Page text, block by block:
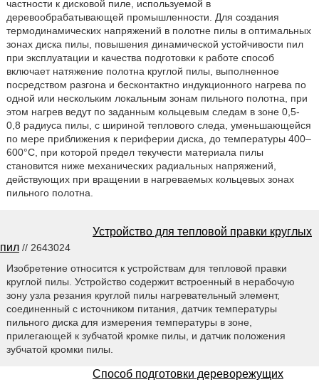
частности к дисковой пиле, используемой в
деревообрабатывающей промышленности. Для создания
термодинамических напряжений в полотне пилы в оптимальных
зонах диска пилы, повышения динамической устойчивости пил
при эксплуатации и качества подготовки к работе способ
включает натяжение полотна круглой пилы, выполненное
посредством разгона и бесконтактно индукционного нагрева по
одной или нескольким локальным зонам пильного полотна, при
этом нагрев ведут по заданным кольцевым следам в зоне 0,5-
0,8 радиуса пилы, с шириной теплового следа, уменьшающейся
по мере приближения к периферии диска, до температуры 400–
600°С, при которой предел текучести материала пилы
становится ниже механических радиальных напряжений,
действующих при вращении в нагреваемых кольцевых зонах
пильного полотна.
Устройство для тепловой правки круглых
пил // 2643024
Изобретение относится к устройствам для тепловой правки
круглой пилы. Устройство содержит встроенный в нерабочую
зону узла резания круглой пилы нагревательный элемент,
соединенный с источником питания, датчик температуры
пильного диска для измерения температуры в зоне,
прилегающей к зубчатой кромке пилы, и датчик положения
зубчатой кромки пилы.
Способ подготовки дереворежущих